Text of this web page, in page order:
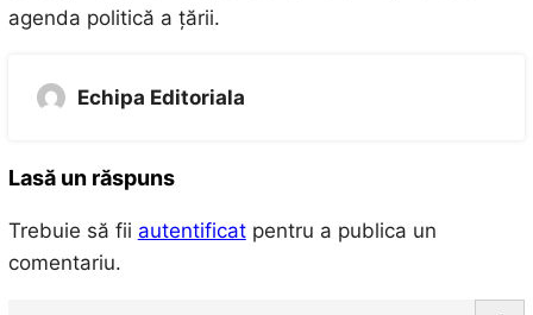
agenda politică a țării.
Echipa Editoriala
Lasă un răspuns
Trebuie să fii autentificatpentru a publica un
comentariu.